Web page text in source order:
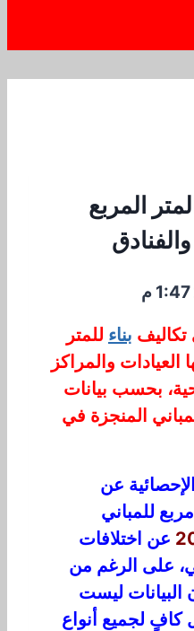
المربع
بناء للمتر
العيادات والمراكز
بحسب بيانات
المنجزة في
عن
للمباني
عن اختلافات
على الرغم من
البيانات ليست
لجميع أنواع